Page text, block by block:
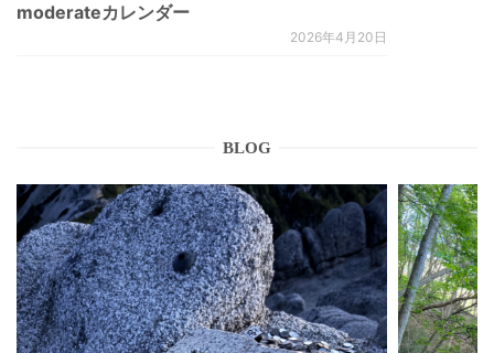
moderateカレンダー
2026年4月20日
BLOG